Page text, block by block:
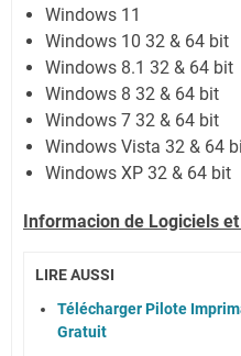
Windows 11
Windows 10 32 & 64 bit
Windows 8.1 32 & 64 bit
Windows 8 32 & 64 bit
Windows 7 32 & 64 bit
Windows Vista 32 & 64
Windows XP 32 & 64 bit
Informacion de Logiciels
LIRE AUSSI
Télécharger Pilote
Gratuit